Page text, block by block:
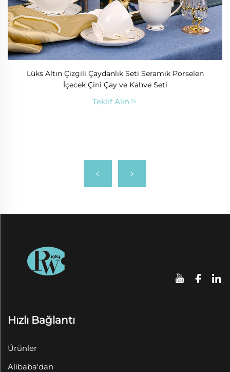
Lüks Altın Çizgili Çaydanlık Seti Seramik Porselen
İçecek Çini Çay ve Kahve Seti
Teklif Alın
Hızlı Bağlantı
Ürünler
Alibaba'dan